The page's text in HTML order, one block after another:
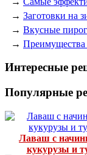
→ Заготовки на
→ Вкусные
→ Преимущества
Интересные
Популярные
Лаваш с
кукурузы и